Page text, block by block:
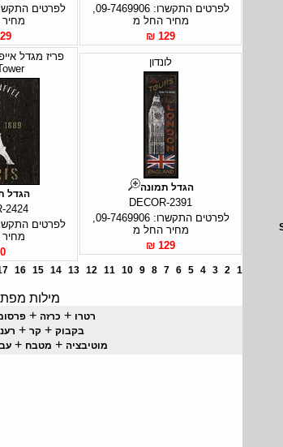
מחיר החל מ
129 ₪
₪
לונדון
הגדל תמונה
DECOR-2391
מחיר החל מ
129 ₪
הגדל
2424
0 ₪
1
2
3
4
5
6
7
8
9
10
11
12
13
14
15
16
מילות
רטרו + כרזה +
בקבוק +קר +
מוטיבציה + מטבח +